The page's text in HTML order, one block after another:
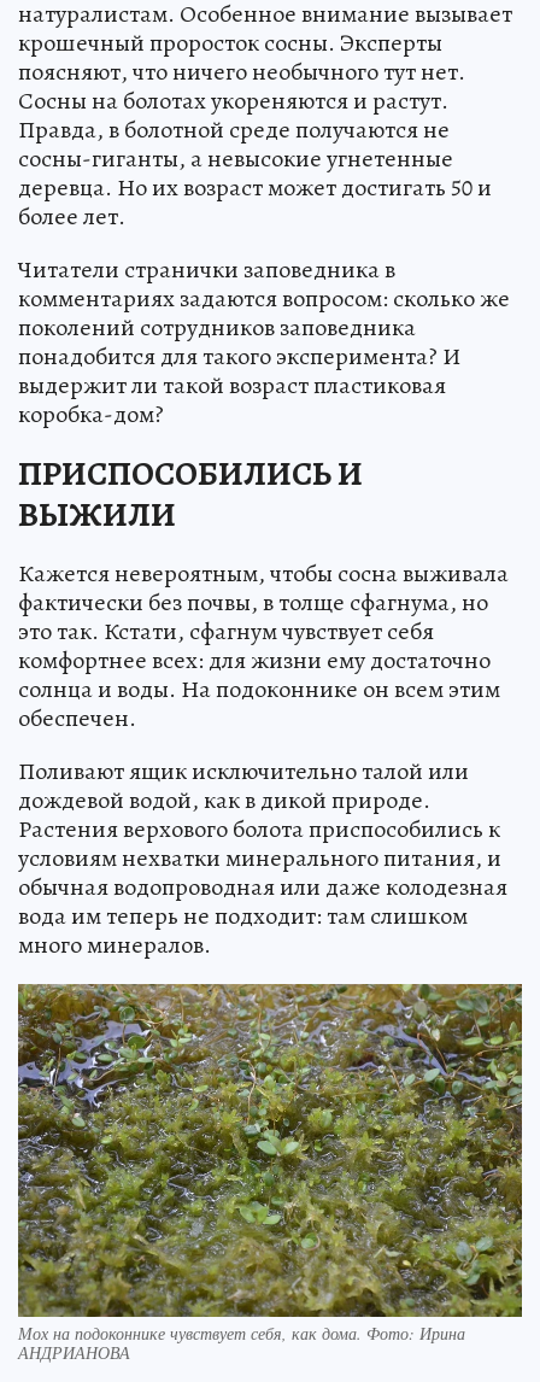
натуралистам. Особенное внимание вызывает
крошечный проросток сосны. Эксперты
поясняют, что ничего необычного тут нет.
Сосны на болотах укореняются и растут.
Правда, в болотной среде получаются не
сосны-гиганты, а невысокие угнетенные
деревца. Но их возраст может достигать 50 и
более лет.
Читатели странички заповедника в
комментариях задаются вопросом: сколько же
поколений сотрудников заповедника
понадобится для такого эксперимента? И
выдержит ли такой возраст пластиковая
коробка-дом?
ПРИСПОСОБИЛИСЬ И
ВЫЖИЛИ
Кажется невероятным, чтобы сосна выживала
фактически без почвы, в толще сфагнума, но
это так. Кстати, сфагнум чувствует себя
комфортнее всех: для жизни ему достаточно
солнца и воды. На подоконнике он всем этим
обеспечен.
Поливают ящик исключительно талой или
дождевой водой, как в дикой природе.
Растения верхового болота приспособились к
условиям нехватки минерального питания, и
обычная водопроводная или даже колодезная
вода им теперь не подходит: там слишком
много минералов.
Мох на подоконнике чувствует себя, как дома. Фото: Ирина
АНДРИАНОВА